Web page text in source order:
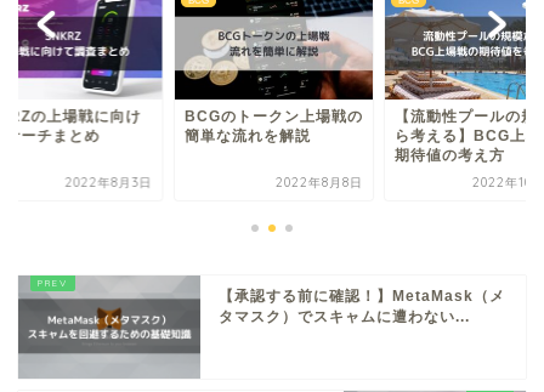
の上場戦に向け
サーチまとめ
2022年8月3日
BCGのトークン上場戦の
簡単な流れを解説
2022年8月8日
【流動性プールの規
ら考える】BCG上場
期待値の考え方
2022年10
【承認する前に確認！】MetaMask（メ
タマスク）でスキャムに遭わない...